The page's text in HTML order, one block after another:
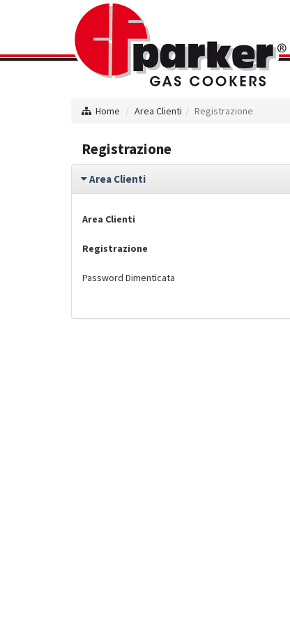
Home Area Clienti Registrazione
Registrazione
Area Clienti
Area Clienti
Registrazione
Password Dimenticata